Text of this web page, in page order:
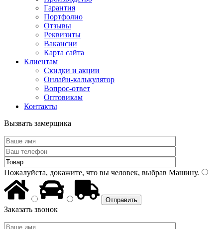
Гарантия
Портфолио
Отзывы
Реквизиты
Вакансии
Карта сайта
Клиентам
Скидки и акции
Онлайн-калькулятор
Вопрос-ответ
Оптовикам
Контакты
Вызвать замерщика
Пожалуйста, докажите, что вы человек, выбрав Машину.
Заказать звонок